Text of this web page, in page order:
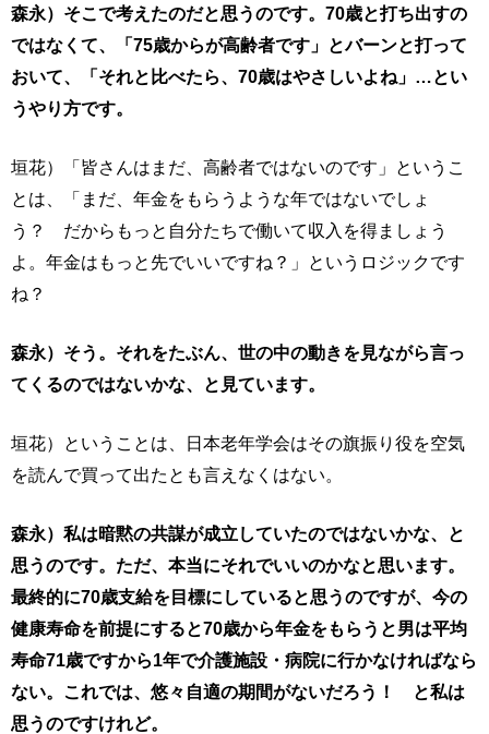
森永）そこで考えたのだと思うのです。70歳と打ち出すの
ではなくて、「75歳からが高齢者です」とバーンと打って
おいて、「それと比べたら、70歳はやさしいよね」…とい
うやり方です。
垣花）「皆さんはまだ、高齢者ではないのです」というこ
とは、「まだ、年金をもらうような年ではないでしょ
う？ だからもっと自分たちで働いて収入を得ましょう
よ。年金はもっと先でいいですね？」というロジックです
ね？
森永）そう。それをたぶん、世の中の動きを見ながら言っ
てくるのではないかな、と見ています。
垣花）ということは、日本老年学会はその旗振り役を空気
を読んで買って出たとも言えなくはない。
森永）私は暗黙の共謀が成立していたのではないかな、と
思うのです。ただ、本当にそれでいいのかなと思います。
最終的に70歳支給を目標にしていると思うのですが、今の
健康寿命を前提にすると70歳から年金をもらうと男は平均
寿命71歳ですから1年で介護施設・病院に行かなければなら
ない。これでは、悠々自適の期間がないだろう！ と私は
思うのですけれど。